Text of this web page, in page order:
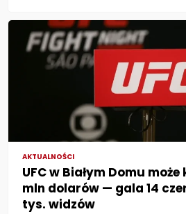
AKTUALNOŚCI
UFC w Białym Domu
mln dolarów — gala 14
tys. widzów